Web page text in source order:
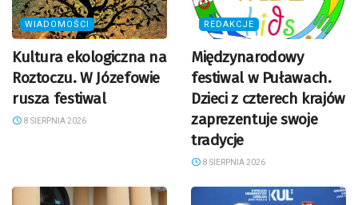
WIADOMOŚCI
Kultura ekologiczna na
Roztoczu. W Józefowie
rusza festiwal
8 SIERPNIA 2026
REDAKCJE
Międzynarodowy
festiwal w Puławach.
Dzieci z czterech krajów
zaprezentuje swoje
tradycje
8 SIERPNIA 2026